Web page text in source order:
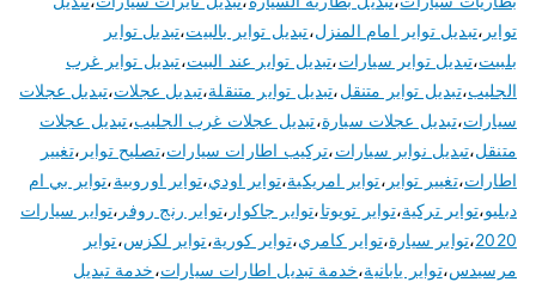
تواير ،تبديل تواير امام المنزل،تبديل تواير بالبيت،تبديل تواير
بلبيت،تبديل تواير سيارات،تبديل تواير عند البيت،تبديل تواير غرب
الجليب،تبديل تواير متنقل،تبديل تواير متنقلة،تبديل عجلات،تبديل عجلات
سيارات،تبديل عجلات سيارة،تبديل عجلات غرب الجليب،تبديل عجلات
متنقل،تبديل نوابر سيارات،تركيب اطارات سيارات،تصليح تواير ،تغيير
اطارات،تغيير تواير ،تواير امريكية،تواير اودي،تواير اوروبية،تواير بي ام
دبليو،تواير تركية،تواير تويوتا،تواير جاكوار ،تواير رنج روفر ،تواير سيارات
2020،تواير سيارة،تواير كامري،تواير كورية،تواير لكزس،تواير
مرسيدس،تواير يابانية،خدمة تبديل اطارات سيارات،خدمة تبديل